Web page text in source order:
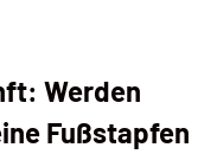
Werden
Fußstapfen